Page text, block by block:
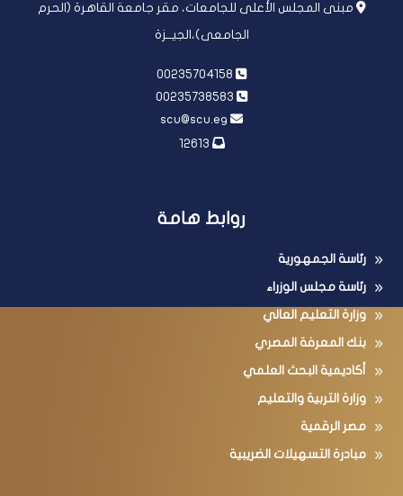
مبنى المجلس الأعلى للجامعات، مقر جامعة القاهرة (الحرم
الجامعى)،الجيــزة
روابط هامة
رئاسة الجمهورية
رئاسة مجلس الوزراء
وزارة التعليم العالي
بنك المعرفة المصري
أكاديمية البحث العلمي
وزارة التربية والتعليم
مصر الرقمية
مبادرة التسهيلات الضريبية